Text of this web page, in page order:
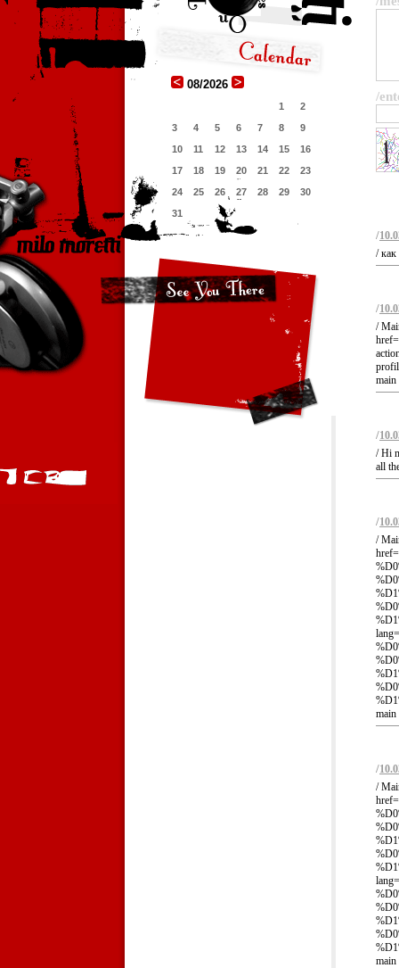
08/2026
1
2
3
4 5 6 7 8
9
10
11 12 13 14 15
16
17
18 19 20 21 22
23
24
25 26 27 28 29
30
31
/
/
/ как
/
/
main
/
/ Hi
all
/
/
main
/
/
main